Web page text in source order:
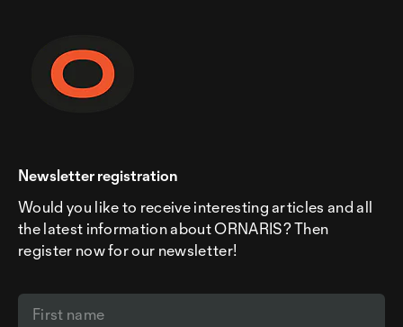
Newsletter registration
Would you like to receive interesting articles and all
the latest information about ORNARIS? Then
register now for our newsletter!